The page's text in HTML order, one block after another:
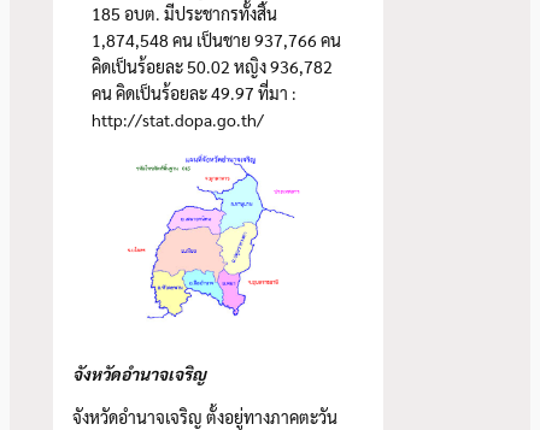
185 อบต. มีประชากรทั้งสิ้น
1,874,548 คน เป็นชาย 937,766 คน
คิดเป็นร้อยละ 50.02 หญิง 936,782
คน คิดเป็นร้อยละ 49.97 ที่มา :
http://stat.dopa.go.th/
จังหวัดอำนาจเจริญ
จังหวัดอำนาจเจริญ ตั้งอยู่ทางภาคตะวัน